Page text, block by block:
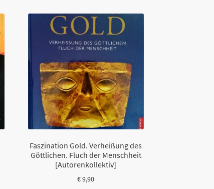
Faszination Gold. Verheißung des
Göttlichen. Fluch der Menschheit
[Autorenkollektiv]
€9,90